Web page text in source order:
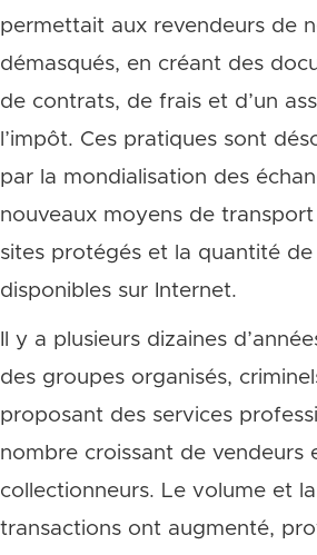
permettait aux revendeurs de
démasqués, en créant des
de contrats, de frais et d’un
l’impôt. Ces pratiques sont
par la mondialisation des
nouveaux moyens de transport
sites protégés et la quantité
disponibles sur Internet.
Il y a plusieurs dizaines
des groupes organisés,
proposant des services
nombre croissant de vendeurs
collectionneurs. Le volume et
transactions ont augmenté,